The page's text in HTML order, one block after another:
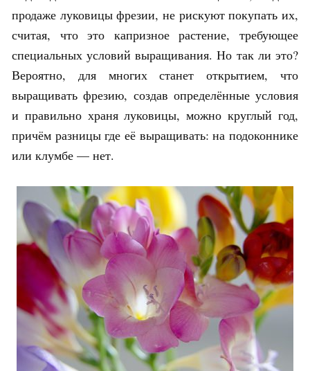
продаже луковицы фрезии, не рискуют покупать их,
считая, что это капризное растение, требующее
специальных условий выращивания. Но так ли это?
Вероятно, для многих станет открытием, что
выращивать фрезию, создав определённые условия
и правильно храня луковицы, можно круглый год,
причём разницы где её выращивать: на подоконнике
или клумбе — нет.